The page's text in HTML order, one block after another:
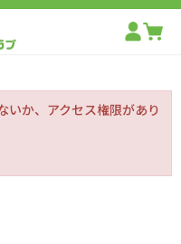
いか、アクセス権限があり